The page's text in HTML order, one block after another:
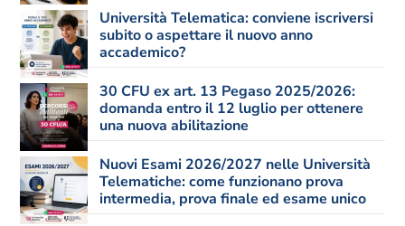
Università Telematica: conviene iscriversi
subito o aspettare il nuovo anno
accademico?
30 CFU ex art. 13 Pegaso 2025/2026:
domanda entro il 12 luglio per ottenere
una nuova abilitazione
Nuovi Esami 2026/2027 nelle Università
Telematiche: come funzionano prova
intermedia, prova finale ed esame unico